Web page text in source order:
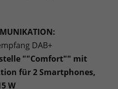
DAB+
""Comfort"" mit
für 2 Smartphones,
W